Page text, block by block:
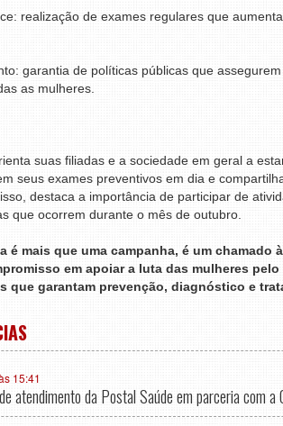
realização de exames regulares que
garantia de políticas públicas que
as mulheres.
suas filiadas e a sociedade em geral a
seus exames preventivos em dia e
destaca a importância de participar de
que ocorrem durante o mês de outubro.
é mais que uma campanha, é um chamado
em apoiar a luta das mulheres
que garantam prevenção, diagnóstico e
15:41
atendimento da Postal Saúde em parceria com